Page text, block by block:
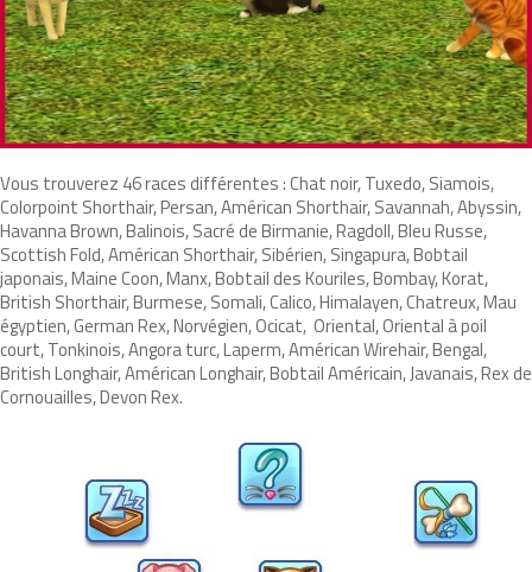
Vous trouverez 46 races différentes : Chat noir, Tuxedo, Siamois,
Colorpoint Shorthair, Persan, Américan Shorthair, Savannah, Abyssin,
Havanna Brown, Balinois, Sacré de Birmanie, Ragdoll, Bleu Russe,
Scottish Fold, Américan Shorthair, Sibérien, Singapura, Bobtail
japonais, Maine Coon, Manx, Bobtail des Kouriles, Bombay, Korat,
British Shorthair, Burmese, Somali, Calico, Himalayen, Chatreux, Mau
égyptien, German Rex, Norvégien, Ocicat, Oriental, Oriental à poil
court, Tonkinois, Angora turc, Laperm, Américan Wirehair, Bengal,
British Longhair, Américan Longhair, Bobtail Américain, Javanais, Rex de
Cornouailles, Devon Rex.